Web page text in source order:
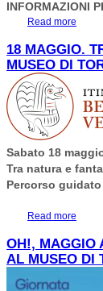
INFORMAZIONI
Read more
18 MAGGIO.
MUSEO DI
Sabato 18
Tra natura e
Percorso
Read more
OH!, MAGGIO
AL MUSEO DI